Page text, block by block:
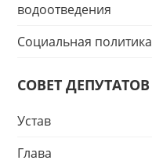
водоотведения
Социальная политика
СОВЕТ ДЕПУТАТОВ
Устав
Глава